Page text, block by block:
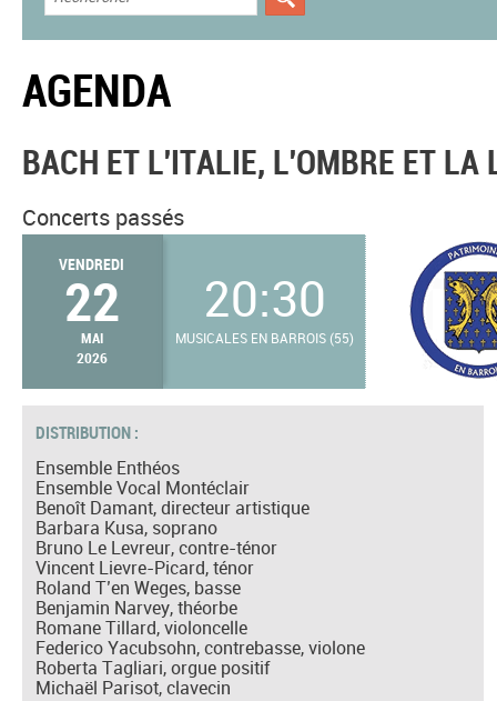
AGENDA
BACH ET L'ITALIE, L'OMBRE ET LA
Concerts passés
VENDREDI
22
MAI
2026
20:30
MUSICALES EN BARROIS (55)
DISTRIBUTION :
Ensemble Enthéos
Ensemble Vocal Montéclair
Benoît Damant, directeur artistique
Barbara Kusa, soprano
Bruno Le Levreur, contre-ténor
Vincent Lievre-Picard, ténor
Roland T’en Weges, basse
Benjamin Narvey, théorbe
Romane Tillard, violoncelle
Federico Yacubsohn, contrebasse, violone
Roberta Tagliari, orgue positif
Michaël Parisot, clavecin